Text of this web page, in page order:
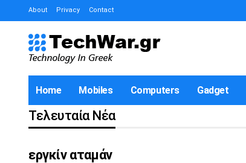
About Privacy Contact
Home Mobiles Computers Gadget
Τελευταία Νέα
εργκίν αταμάν